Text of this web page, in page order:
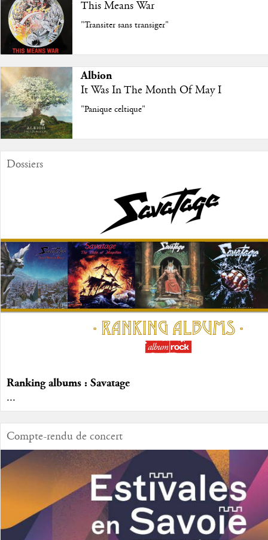
This Means War
"Transiter sans transiger"
Albion
It Was In The Month Of May I
"Panique celtique"
Dossiers
Ranking albums : Savatage
...
Compte-rendu de concert